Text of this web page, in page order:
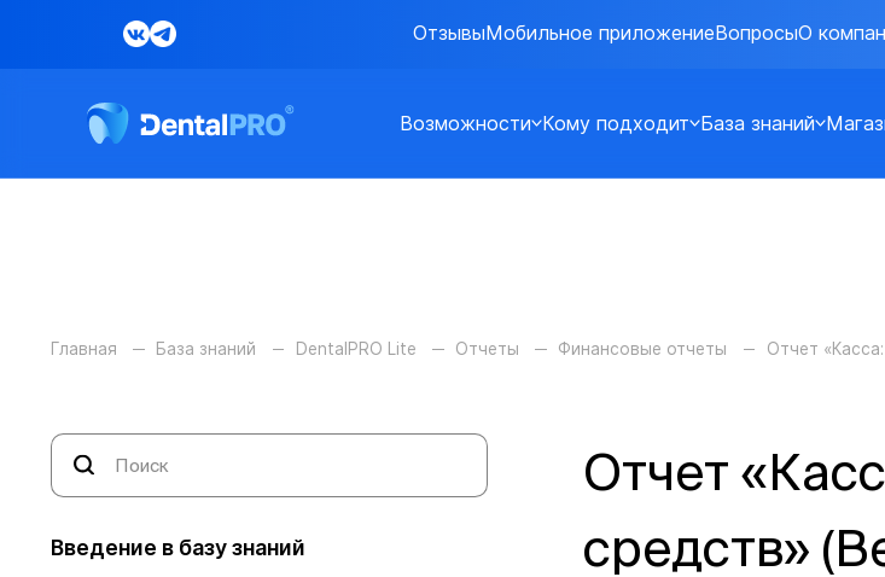
ОтзывыМобильное приложениеВопросыО
Возможности Кому подходит База знаний
Главная База знаний DentalPRO Lite Отчеты Финансовые отчеты Отчет
Введение в базу знаний
Отчет
средств»